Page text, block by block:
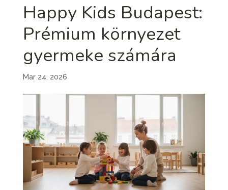
Happy Kids Budapest:
Prémium környezet
gyermeke számára
Mar 24, 2026